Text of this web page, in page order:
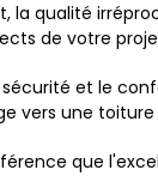
la qualité
de votre
et le
vers une
que